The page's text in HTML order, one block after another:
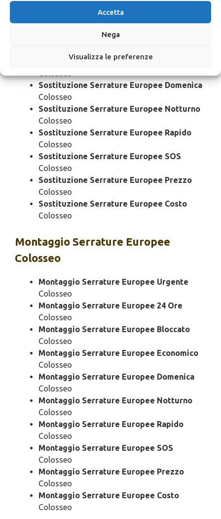
Accetta
Nega
Visualizza le preferenze
Colosseo
Sostituzione Serrature Europee 24 Ore
Colosseo
Sostituzione Serrature Europee Bloccato
Sostituzione Serrature Europee Economico
Sostituzione Serrature Europee Domenica
Colosseo
Sostituzione Serrature Europee Notturno
Colosseo
Sostituzione Serrature Europee Rapido
Colosseo
Sostituzione Serrature Europee SOS
Colosseo
Sostituzione Serrature Europee Prezzo
Colosseo
Sostituzione Serrature Europee Costo
Colosseo
Montaggio Serrature Europee
Colosseo
Montaggio Serrature Europee Urgente
Colosseo
Montaggio Serrature Europee 24 Ore
Colosseo
Montaggio Serrature Europee Bloccato
Colosseo
Montaggio Serrature Europee Economico
Colosseo
Montaggio Serrature Europee Domenica
Colosseo
Montaggio Serrature Europee Notturno
Colosseo
Montaggio Serrature Europee Rapido
Colosseo
Montaggio Serrature Europee SOS
Colosseo
Montaggio Serrature Europee Prezzo
Colosseo
Montaggio Serrature Europee Costo
Colosseo